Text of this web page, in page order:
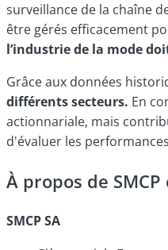
surveillance de la chaîne
être gérés efficacement
l’industrie de la mode
Grâce aux données
différents secteurs. En
actionnariale, mais
d'évaluer les
À propos de
SMCP SA